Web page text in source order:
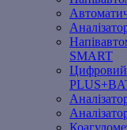
SMART
Цифровий